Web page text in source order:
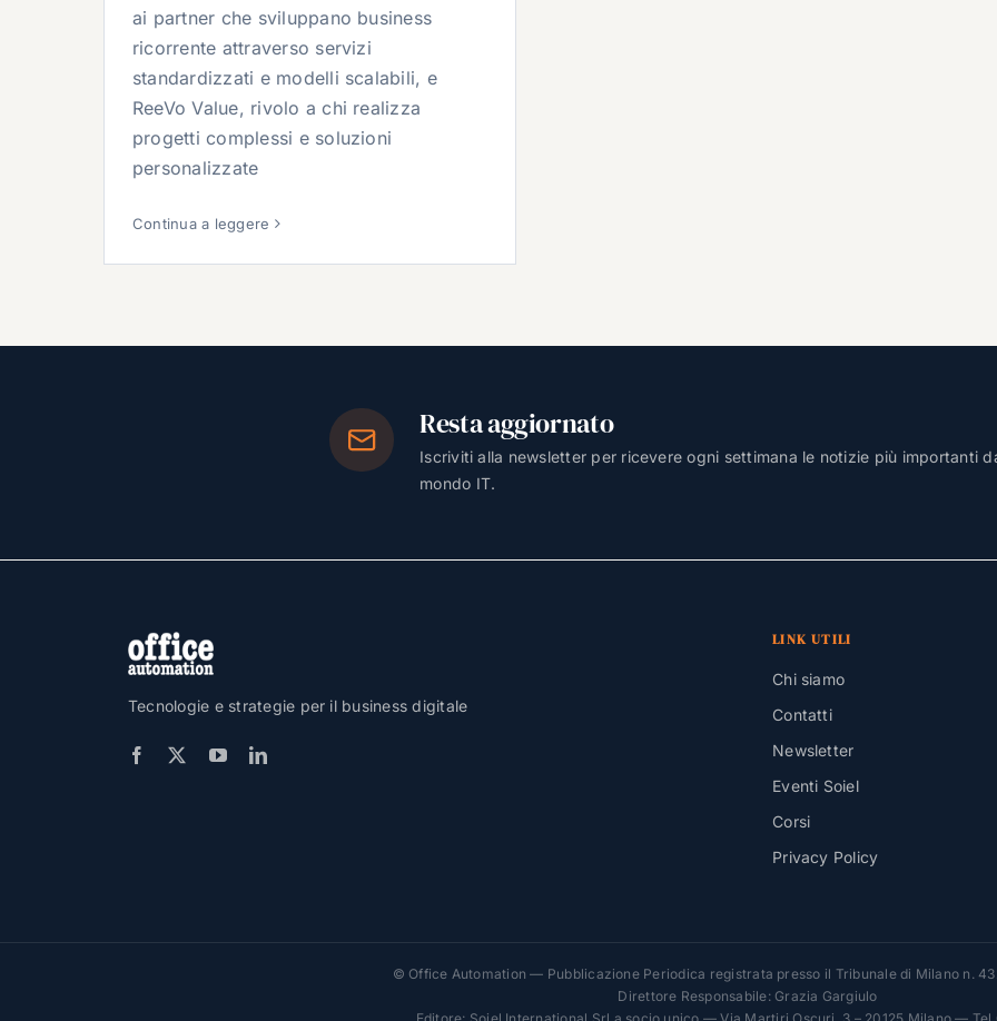
ai partner che sviluppano business
ricorrente attraverso servizi
standardizzati e modelli scalabili, e
ReeVo Value, rivolo a chi realizza
progetti complessi e soluzioni
personalizzate
Continua a leggere
Resta aggiornato
Iscriviti alla newsletter per ricevere ogni settimana le notizie più importanti
mondo IT.
Tecnologie e strategie per il business digitale
LINK UTILI
Chi siamo
Contatti
Newsletter
Eventi Soiel
Corsi
Privacy Policy
© Office Automation — Pubblicazione Periodica registrata presso il Tribunale di Milano n.
Direttore Responsabile: Grazia Gargiulo